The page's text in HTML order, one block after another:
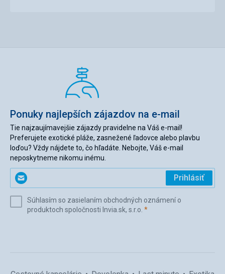
Ponuky najlepších zájazdov na e-mail
Tie najzaujímavejšie zájazdy pravidelne na Váš e-mail!
Preferujete exotické pláže, zasnežené ľadovce alebo plavbu
loďou? Vždy nájdete to, čo hľadáte. Nebojte, Váš e-mail
neposkytneme nikomu inému.
Zadajte
svoj
(povinné)
Prihlásiť
Súhlasím so zasielaním obchodných oznámení o
produktoch spoločnosti Invia.sk, s.r.o. *(povinné)